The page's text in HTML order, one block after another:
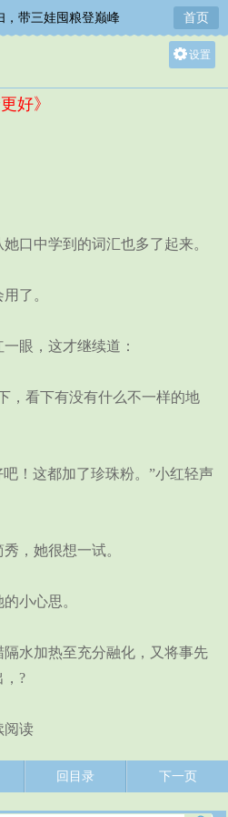
，带三娃囤粮登巅峰 首页
设置
好》
中学到的词汇也多了起来。
了。
眼，这才继续道：
看下有没有什么不一样的地
！这都加了珍珠粉。”小红轻声
，她很想一试。
小心思。
水加热至充分融化，又将事先
，?
读
回目录 下一页